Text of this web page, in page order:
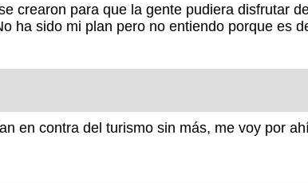
crearon para que la gente pudiera disfrutar
ha sido mi plan pero no entiendo porque es
en contra del turismo sin más, me voy por